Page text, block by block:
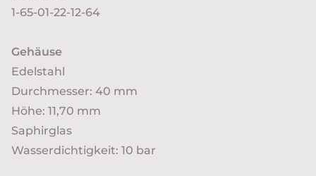
1-65-01-22-12-64
Gehäuse
Edelstahl
Durchmesser: 40 mm
Höhe: 11,70 mm
Saphirglas
Wasserdichtigkeit: 10 bar